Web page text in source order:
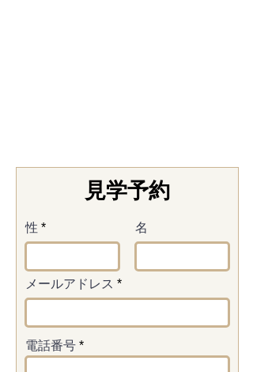
見学予約
性 名
メールアドレス
電話番号